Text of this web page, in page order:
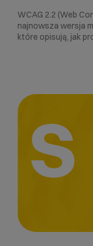
WCAG 2.2 (Web
najnowsza wersja
które opisują, jak
S